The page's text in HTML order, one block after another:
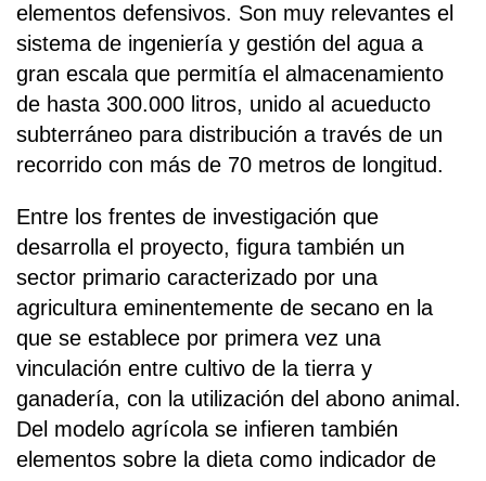
elementos defensivos. Son muy relevantes el
sistema de ingeniería y gestión del agua a
gran escala que permitía el almacenamiento
de hasta 300.000 litros, unido al acueducto
subterráneo para distribución a través de un
recorrido con más de 70 metros de longitud.
Entre los frentes de investigación que
desarrolla el proyecto, figura también un
sector primario caracterizado por una
agricultura eminentemente de secano en la
que se establece por primera vez una
vinculación entre cultivo de la tierra y
ganadería, con la utilización del abono animal.
Del modelo agrícola se infieren también
elementos sobre la dieta como indicador de